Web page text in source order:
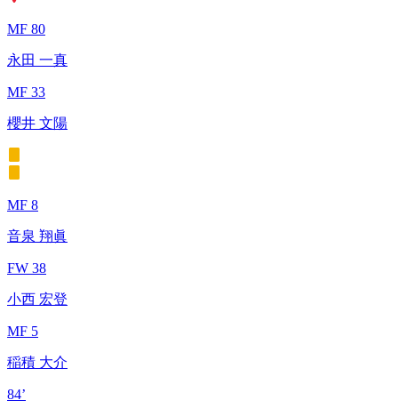
MF 80
永田 一真
MF 33
櫻井 文陽
MF 8
音泉 翔眞
FW 38
小西 宏登
MF 5
稲積 大介
84’